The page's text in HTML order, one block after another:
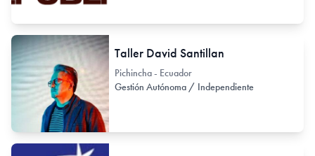
Taller David Santillan
Pichincha - Ecuador
Gestión Autónoma / Independiente